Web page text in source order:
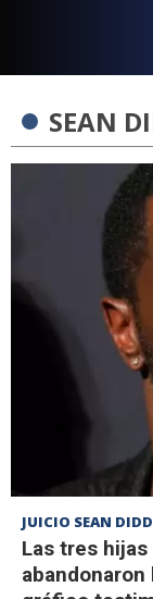
SEAN
JUICIO SEAN
Las tres hijas